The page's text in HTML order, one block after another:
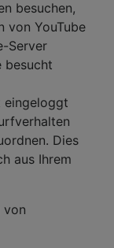
besuchen,
von YouTube
Server
besucht
eingeloggt
Dies
aus Ihrem
von